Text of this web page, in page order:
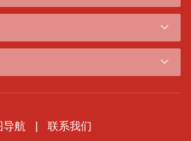
导航 联系我们